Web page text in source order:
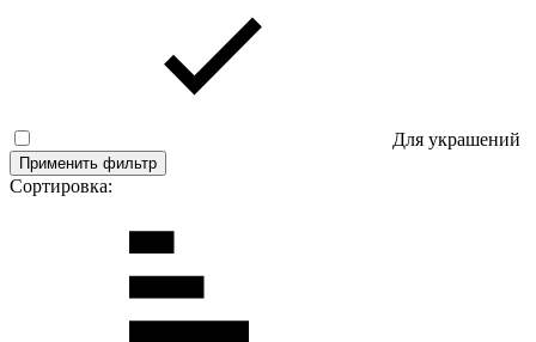
Для украшений
Применить фильтр
Сортировка: